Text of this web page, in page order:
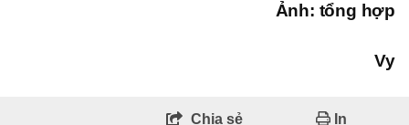
Ảnh: tổng hợp
Vy
Chia sẻ In